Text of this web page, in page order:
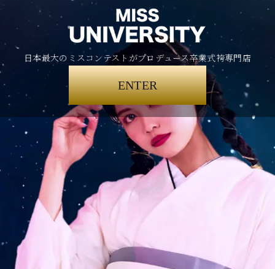
日本最大のミスコンテストがプロデュース卒業式袴専門店
ENTER